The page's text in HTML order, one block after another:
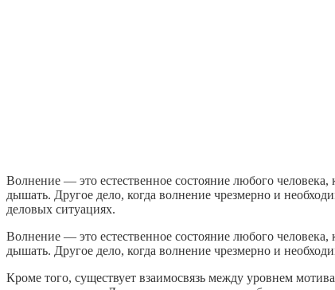
Волнение — это естественное состояние любого
дышать. Другое дело, когда волнение чрезмерно и
деловых ситуациях.
Волнение — это естественное состояние любого
дышать. Другое дело, когда волнение чрезмерно и
Кроме того, существует взаимосвязь между уровнем